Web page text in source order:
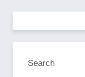
Search